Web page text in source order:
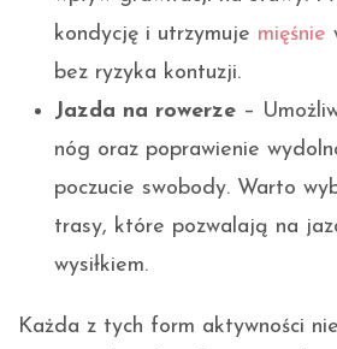
kondycję i utrzymuje mięśnie
bez ryzyka kontuzji.
Jazda na rowerze –
nóg oraz poprawienie
poczucie swobody. Warto
trasy, które pozwalają na
wysiłkiem.
Każda z tych form aktywności